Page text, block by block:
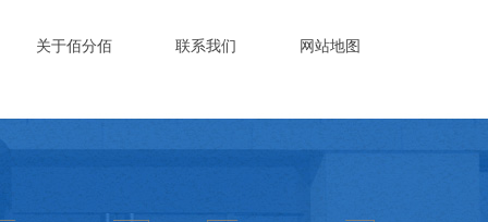
关于佰分佰 联系我们 网站地图